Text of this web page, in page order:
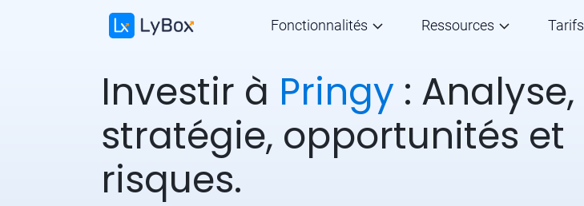
Fonctionnalités Ressources Tarifs
Investir à Pringy : Analyse,
stratégie, opportunités et
risques.